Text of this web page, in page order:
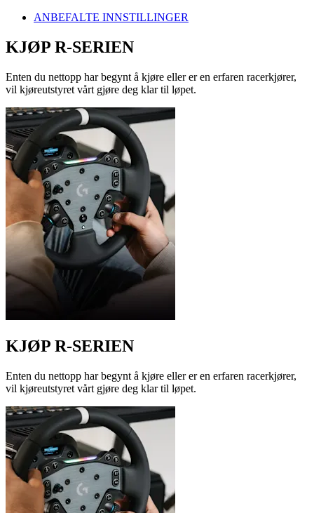
ANBEFALTE INNSTILLINGER
KJØP R-SERIEN
Enten du nettopp har begynt å kjøre eller er en erfaren racerkjører,
vil kjøreutstyret vårt gjøre deg klar til løpet.
KJØP R-SERIEN
Enten du nettopp har begynt å kjøre eller er en erfaren racerkjører,
vil kjøreutstyret vårt gjøre deg klar til løpet.